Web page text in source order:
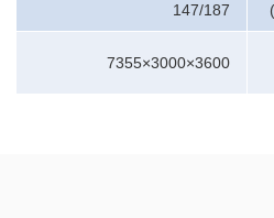
147/187
7355×3000×3600